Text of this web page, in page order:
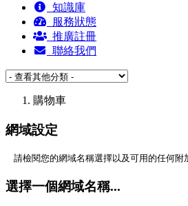
知識庫
服務狀態
推廣註冊
聯絡我們
購物車
網域設定
請檢閱您的網域名稱選擇以及可用的任何附
選擇一個網域名稱...